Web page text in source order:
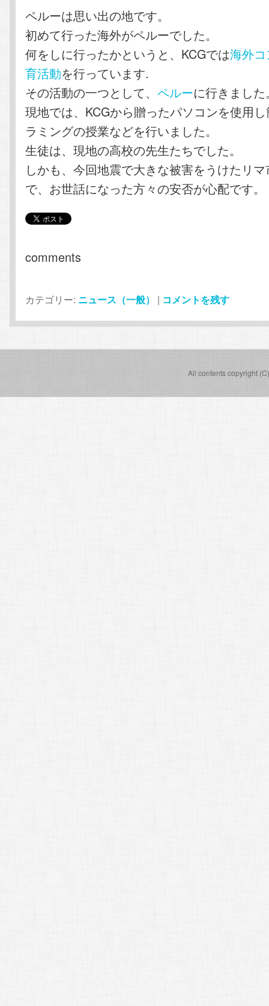
ペルーは思い出の地です。
初めて行った海外がペルーでした。
何をしに行ったかというと、KCGでは海外
育活動を行っています.
その活動の一つとして、ペルーに行きました
現地では、KCGから贈ったパソコンを使用
ラミングの授業などを行いました。
生徒は、現地の高校の先生たちでした。
しかも、今回地震で大きな被害をうけたリ
で、お世話になった方々の安否が心配です。
comments
カテゴリー: ニュース（一般） | コメントを残す
All contents copyright